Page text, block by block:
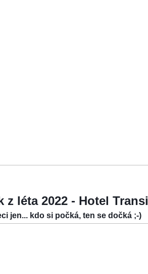
z léta 2022 - Hotel
jen... kdo si počká, ten se dočká ;-)